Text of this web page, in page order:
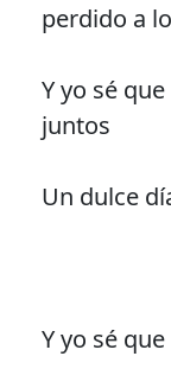
perdido a
Y yo sé
juntos
Un dulce
Y yo sé